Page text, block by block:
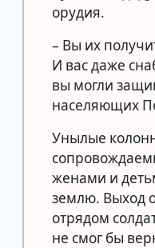
орудия.
– Вы их
И вас даже
вы могли
населяющих
Унылые
женами и
землю. Выход
отрядом
не смог бы